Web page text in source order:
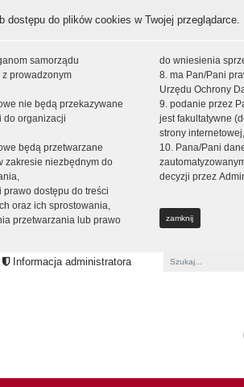
do plików cookies w Twojej przeglądarce.
samorządu
prowadzonym
nie będą przekazywane
do organizacji
będą przetwarzane
zakresie niezbędnym do
prawo dostępu do treści
oraz ich sprostowania,
przetwarzania lub prawo
do wniesienia
8. ma Pan/Pani
Urzędu Ochrony
9. podanie przez
jest fakultatywne
strony internetowej,
10. Pana/Pani
decyzji przez
zamknij
Informacja administratora